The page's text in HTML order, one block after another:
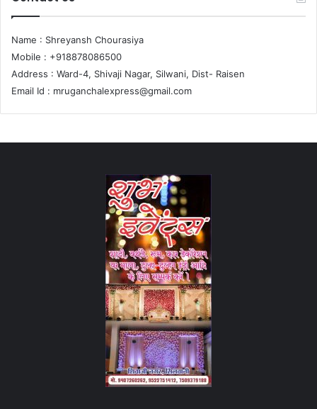
Name : Shreyansh Chourasiya
Mobile : +918878086500
Address : Ward-4, Shivaji Nagar, Silwani, Dist- Raisen
Email Id : mruganchalexpress@gmail.com